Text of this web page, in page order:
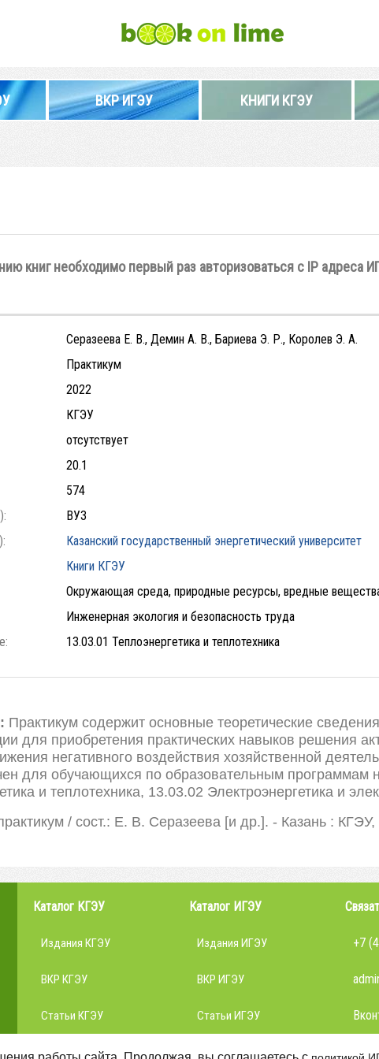
ВКР ИГЭУ КНИГИ КГЭУ
книг необходимо первый раз авторизоваться с IP адреса
Серазеева Е. В., Демин А. В., Бариева Э. Р., Королев Э. А.
Практикум
2022
КГЭУ
отсутствует
20.1
574
ВУЗ
Казанский государственный энергетический университет
Книги КГЭУ
Окружающая среда, природные ресурсы, вредные
Инженерная экология и безопасность труда
13.03.01 Теплоэнергетика и теплотехника
Практикум содержит основные теоретические
для приобретения практических навыков решения
негативного воздействия хозяйственной
для обучающихся по образовательным программам
и теплотехника, 13.03.02 Электроэнергетика и
/ сост.: Е. В. Серазеева [и др.]. - Казань :
Каталог КГЭУ
Издания КГЭУ
ВКР КГЭУ
Статьи КГЭУ
Каталог ИГЭУ
Издания ИГЭУ
ВКР ИГЭУ
Статьи ИГЭУ
+7